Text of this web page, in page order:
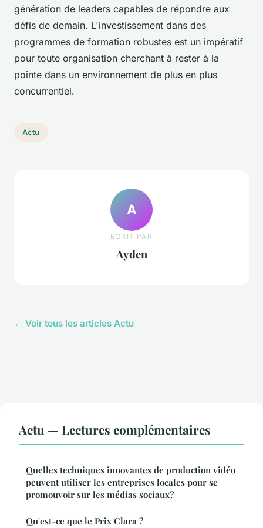
génération de leaders capables de répondre aux
défis de demain. L'investissement dans des
programmes de formation robustes est un impératif
pour toute organisation cherchant à rester à la
pointe dans un environnement de plus en plus
concurrentiel.
Actu
A
ECRIT PAR
Ayden
← Voir tous les articles Actu
Actu — Lectures complémentaires
Quelles techniques innovantes de production vidéo
peuvent utiliser les entreprises locales pour se
promouvoir sur les médias sociaux?
Qu'est-ce que le Prix Clara ?